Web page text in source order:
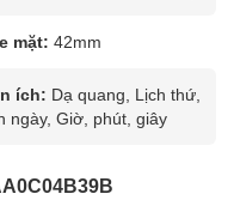
mặt: 42mm
ích: Dạ quang, Lịch thứ,
ngày, Giờ, phút, giây